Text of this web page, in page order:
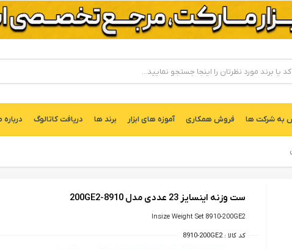
به شركت ها فروش همکاری آموزه های ابزار برند ها دریافت کاتالوگ درباره
ست وزنه اینسایز 23 عددی مدل 8910-200GE2
Insize Weight Set 8910-200GE2
کد کالا :8910-200GE2